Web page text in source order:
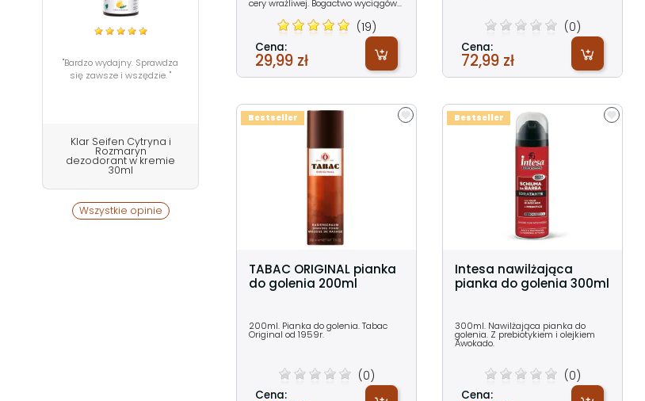
"Bardzo wydajny. Sprawdza
się zawsze i wszędzie. "
Klar Seifen Cytryna i
Rozmaryn
dezodorant w kremie
30ml
Wszystkie opinie
cery wrażliwej. Bogactwo wyciągów...
(19)
Cena:
29,99 zł
(0)
Cena:
72,99 zł
TABAC ORIGINAL pianka
do golenia 200ml
200ml. Pianka do golenia. Tabac
Original od 1959r.
(0)
Cena:
Bestseller
Intesa nawilżająca
pianka do golenia 300ml
300ml. Nawilżająca pianka do
golenia. Z prebiotykiem i olejkiem
Awokado.
(0)
Cena:
Bestseller